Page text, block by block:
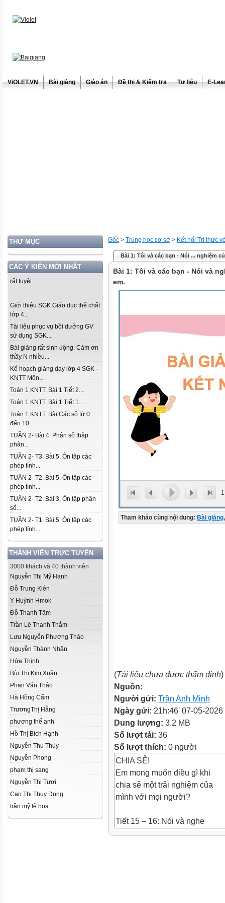
ViOLET.VN Bài giảng Giáo án Đề thi & Kiểm tra Tư liệu E-
THƯ MỤC
CÁC Ý KIẾN MỚI NHẤT
rất tuyệt...
...
Giới thiệu SGK Giáo dục thể chất
lớp 4...
Tài liệu phục vụ bồi dưỡng GV
sử dụng SGK...
Bài giảng rất sinh động. Cảm ơn
thầy N nhiều...
Kế hoạch giảng dạy lớp 4 SGK -
KNTT Môn...
Toán 1 KNTT. Bài 1 Tiết 2....
Toán 1 KNTT. Bài 1 Tiết 1....
Toán 1 KNTT. Bài Các số từ 0
đến 10...
TUẦN 2- Bài 4. Phân số thập
phân...
TUẦN 2- T3. Bài 5. Ôn tập các
phép tính...
TUẦN 2- T2. Bài 5. Ôn tập các
phép tính...
TUẦN 2- T2. Bài 3. Ôn tập phân
số...
TUẦN 2- T1. Bài 5. Ôn tập các
phép tính...
THÀNH VIÊN TRỰC TUYẾN
3000 khách và 40 thành viên
Nguyễn Thị Mỹ Hạnh
Đỗ Trung Kiên
Y Huỳnh Hmok
Đỗ Thanh Tâm
Trần Lê Thanh Thắm
Lưu Nguyễn Phương Thảo
Nguyễn Thành Nhân
Hứa Thịnh
Bùi Thị Kim Xuân
Phan Văn Thảo
Hà Hồng Cẩm
TrươngThị Hằng
phương thế anh
Hồ Thị Bích Hạnh
Nguyễn Thu Thủy
Nguyễn Phong
phạm thị sang
Nguyễn Thị Tươi
Cao Thi Thuy Dung
trần mỹ lệ hoa
Gốc > Trung học cơ sở > Kết nối Tri thức
Bài 1: Tôi và các bạn - Nói ... nghiệm
Bài 1: Tôi và các bạn - Nói và
em.
1
Tham khảo cùng nội dung: Bài giảng,
(Tài liệu chưa được thẩm định)
Nguồn:
Người gửi: Trần Anh Minh
Ngày gửi: 21h:46' 07-05-2026
Dung lượng: 3.2 MB
Số lượt tải: 36
Số lượt thích: 0 người
CHIA SẺ!
Em mong muốn điều gì khi
chia sẻ một trải nghiệm của
mình với mọi người?
Tiết 15 – 16: Nói và nghe